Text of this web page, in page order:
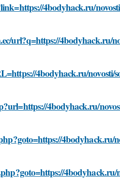
4bodyhack.ru/
url?q=https://4bodyhack.ru/
4bodyhack.ru/
4bodyhack.ru/
4bodyhack.ru/
4bodyhack.ru/